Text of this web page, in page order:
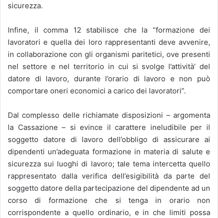
sicurezza.
Infine, il comma 12 stabilisce che la “formazione dei
lavoratori e quella dei loro rappresentanti deve avvenire,
in collaborazione con gli organismi paritetici, ove presenti
nel settore e nel territorio in cui si svolge l’attività’ del
datore di lavoro, durante l’orario di lavoro e non può
comportare oneri economici a carico dei lavoratori”.
Dal complesso delle richiamate disposizioni – argomenta
la Cassazione – si evince il carattere ineludibile per il
soggetto datore di lavoro dell’obbligo di assicurare ai
dipendenti un’adeguata formazione in materia di salute e
sicurezza sui luoghi di lavoro; tale tema intercetta quello
rappresentato dalla verifica dell’esigibilità da parte del
soggetto datore della partecipazione del dipendente ad un
corso di formazione che si tenga in orario non
corrispondente a quello ordinario, e in che limiti possa